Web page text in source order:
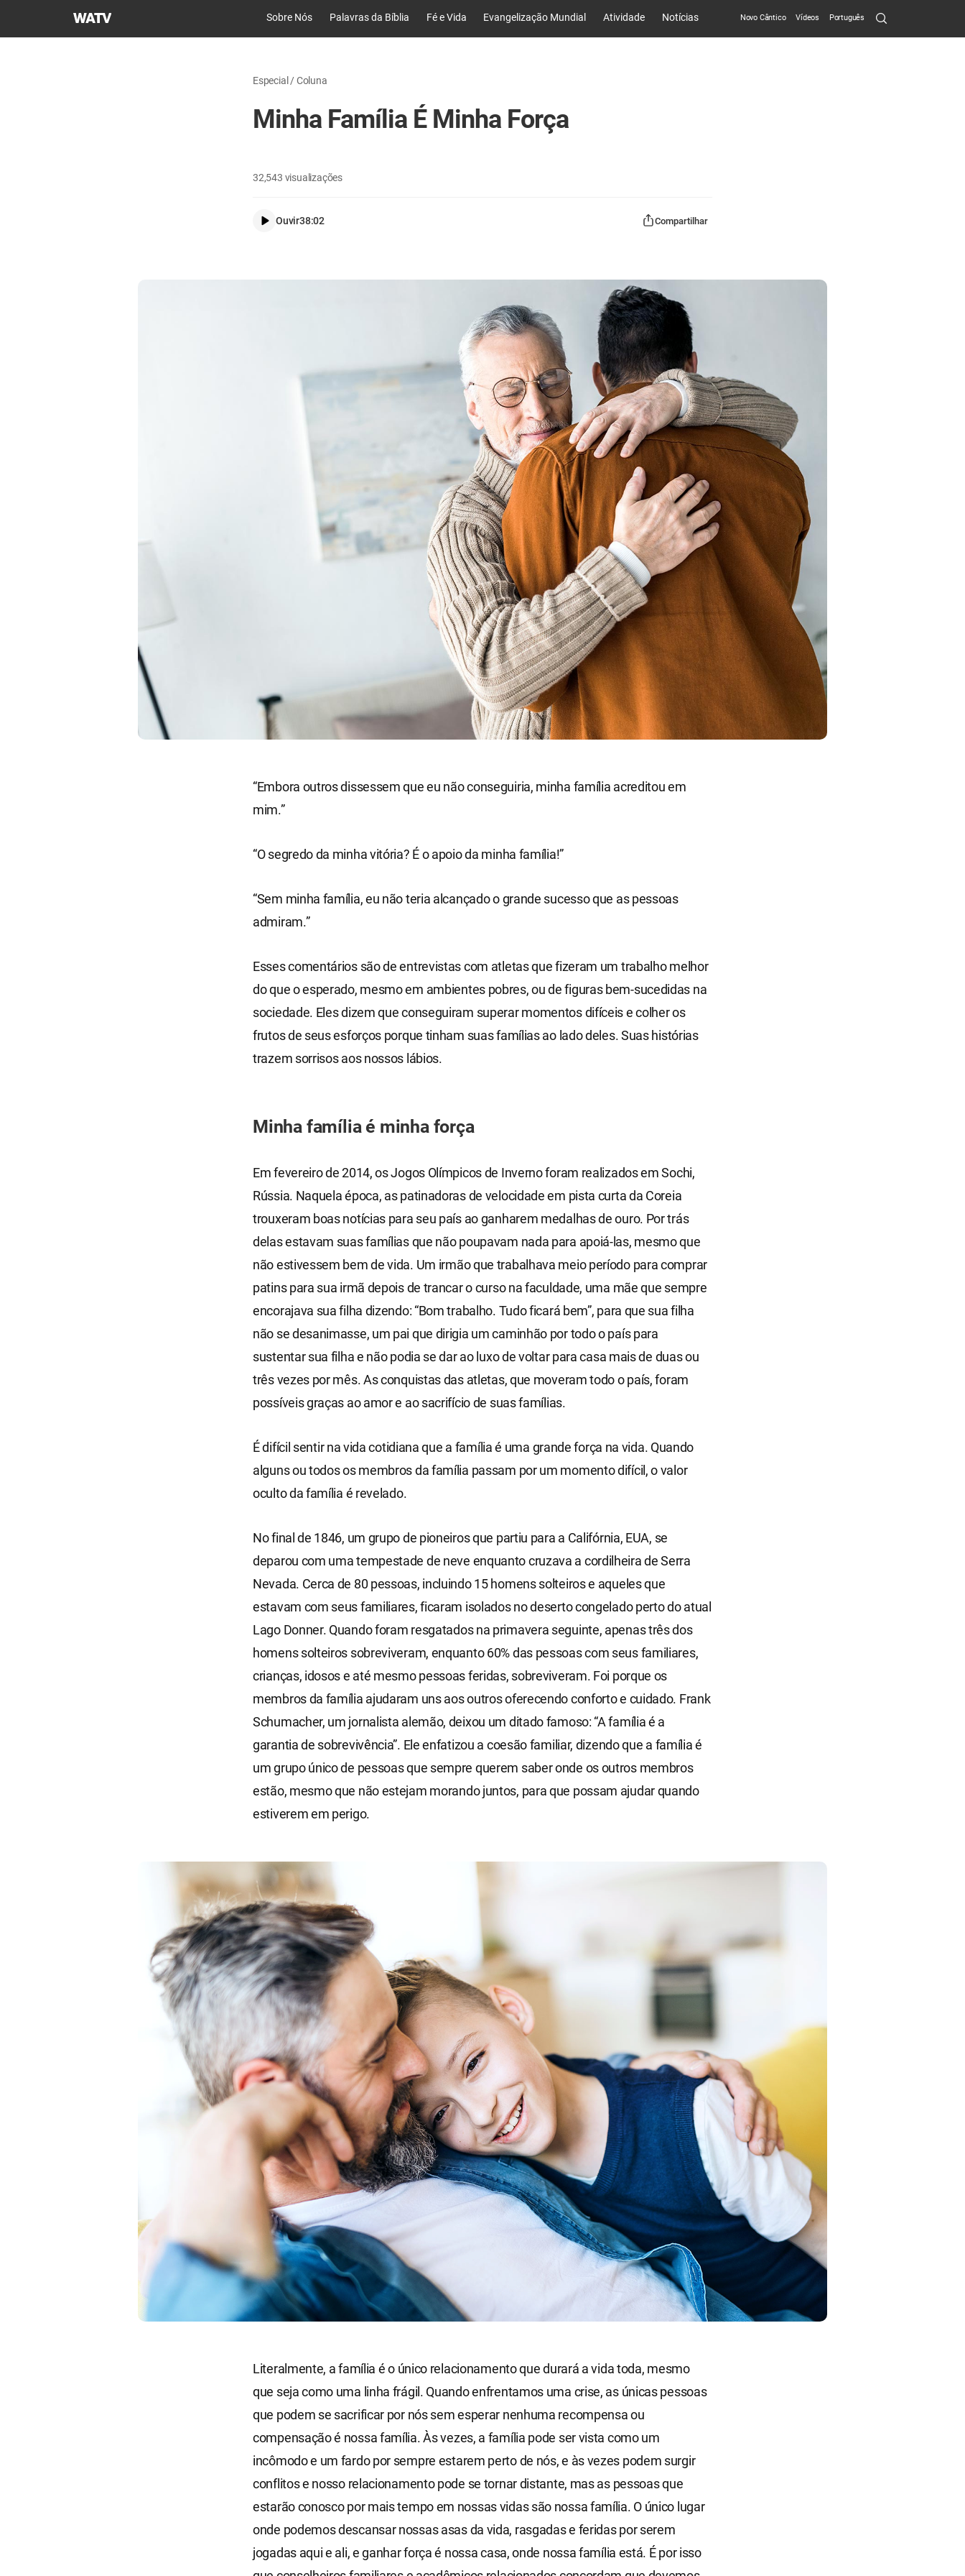
Igreja
Sobre Nós Palavras da Bíblia Fé e Vida Evangelização Mundial Atividade Notícias Novo Cântico Vídeos Português Search
Submit
Especial / Coluna
Minha Família É Minha Força
32,543 visualizações
Ouvir38:02 Compartilhar
“Embora outros dissessem que eu não conseguiria, minha família acreditou em
mim.”
“O segredo da minha vitória? É o apoio da minha família!”
“Sem minha família, eu não teria alcançado o grande sucesso que as pessoas
admiram.”
Esses comentários são de entrevistas com atletas que fizeram um trabalho melhor
do que o esperado, mesmo em ambientes pobres, ou de figuras bem-sucedidas na
sociedade. Eles dizem que conseguiram superar momentos difíceis e colher os
frutos de seus esforços porque tinham suas famílias ao lado deles. Suas histórias
trazem sorrisos aos nossos lábios.
Minha família é minha força
Em fevereiro de 2014, os Jogos Olímpicos de Inverno foram realizados em Sochi,
Rússia. Naquela época, as patinadoras de velocidade em pista curta da Coreia
trouxeram boas notícias para seu país ao ganharem medalhas de ouro. Por trás
delas estavam suas famílias que não poupavam nada para apoiá-las, mesmo que
não estivessem bem de vida. Um irmão que trabalhava meio período para comprar
patins para sua irmã depois de trancar o curso na faculdade, uma mãe que sempre
encorajava sua filha dizendo: “Bom trabalho. Tudo ficará bem”, para que sua filha
não se desanimasse, um pai que dirigia um caminhão por todo o país para
sustentar sua filha e não podia se dar ao luxo de voltar para casa mais de duas ou
três vezes por mês. As conquistas das atletas, que moveram todo o país, foram
possíveis graças ao amor e ao sacrifício de suas famílias.
É difícil sentir na vida cotidiana que a família é uma grande força na vida. Quando
alguns ou todos os membros da família passam por um momento difícil, o valor
oculto da família é revelado.
No final de 1846, um grupo de pioneiros que partiu para a Califórnia, EUA, se
deparou com uma tempestade de neve enquanto cruzava a cordilheira de Serra
Nevada. Cerca de 80 pessoas, incluindo 15 homens solteiros e aqueles que
estavam com seus familiares, ficaram isolados no deserto congelado perto do atual
Lago Donner. Quando foram resgatados na primavera seguinte, apenas três dos
homens solteiros sobreviveram, enquanto 60% das pessoas com seus familiares,
crianças, idosos e até mesmo pessoas feridas, sobreviveram. Foi porque os
membros da família ajudaram uns aos outros oferecendo conforto e cuidado. Frank
Schumacher, um jornalista alemão, deixou um ditado famoso: “A família é a
garantia de sobrevivência”. Ele enfatizou a coesão familiar, dizendo que a família é
um grupo único de pessoas que sempre querem saber onde os outros membros
estão, mesmo que não estejam morando juntos, para que possam ajudar quando
estiverem em perigo.
Literalmente, a família é o único relacionamento que durará a vida toda, mesmo
que seja como uma linha frágil. Quando enfrentamos uma crise, as únicas pessoas
que podem se sacrificar por nós sem esperar nenhuma recompensa ou
compensação é nossa família. Às vezes, a família pode ser vista como um
incômodo e um fardo por sempre estarem perto de nós, e às vezes podem surgir
conflitos e nosso relacionamento pode se tornar distante, mas as pessoas que
estarão conosco por mais tempo em nossas vidas são nossa família. O único lugar
onde podemos descansar nossas asas da vida, rasgadas e feridas por serem
jogadas aqui e ali, e ganhar força é nossa casa, onde nossa família está. É por isso